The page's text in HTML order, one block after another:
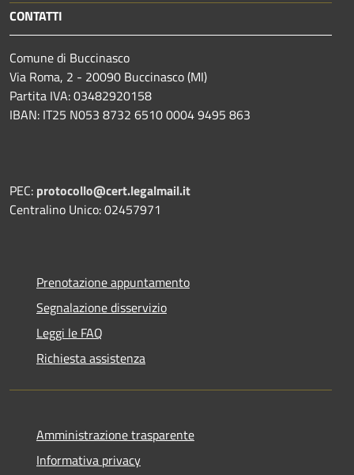
CONTATTI
Comune di Buccinasco
Via Roma, 2 - 20090 Buccinasco (MI)
Partita IVA: 03482920158
IBAN: IT25 N053 8732 6510 0004 9495 863
PEC: protocollo@cert.legalmail.it
Centralino Unico: 02457971
Prenotazione appuntamento
Segnalazione disservizio
Leggi le FAQ
Richiesta assistenza
Amministrazione trasparente
Informativa privacy